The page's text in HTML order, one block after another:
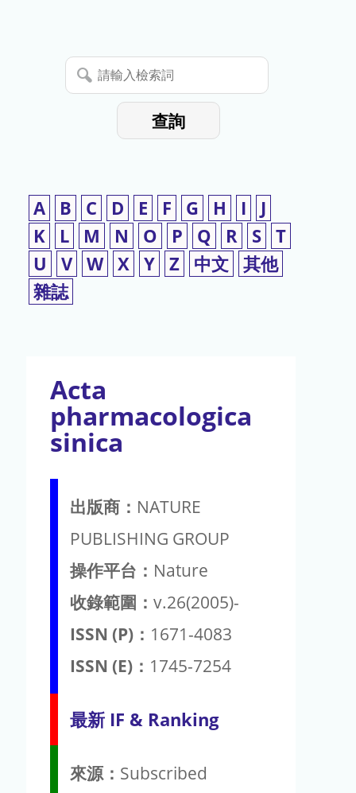
暫
停
請
輸
查詢
A B C D E F G H I
J
K
L M N O P Q R S T
U
V W X Y Z 中文 其他
雜誌
Acta
pharmacologica
sinica
出版商： NATURE
PUBLISHING GROUP
操作平台： Nature
收錄範圍： v.26(2005)-
ISSN (P)： 1671-4083
ISSN (E)： 1745-7254
最新 IF & Ranking
來源： Subscribed